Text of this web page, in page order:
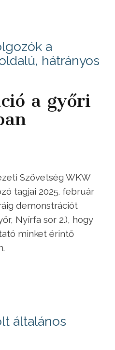
a
hátrányos
a győri
Szövetség WKW
tagjai 2025. február
demonstrációt
Nyírfa sor 2.), hogy
minket érintő
általános